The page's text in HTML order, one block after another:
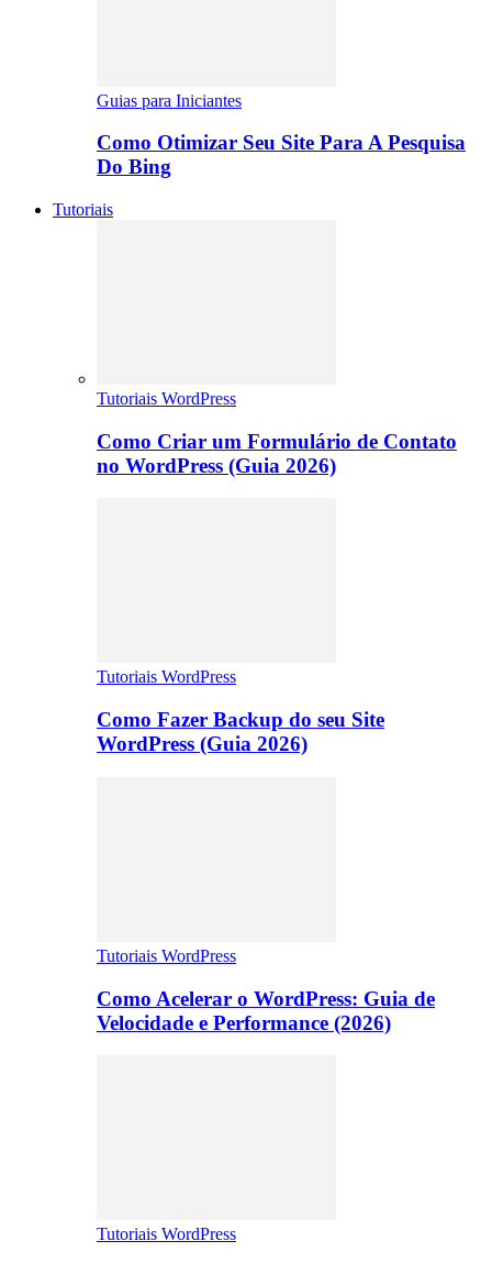
Guias para Iniciantes
Como Otimizar Seu Site Para A Pesquisa
Do Bing
Tutoriais
Tutoriais WordPress
Como Criar um Formulário de Contato
no WordPress (Guia 2026)
Tutoriais WordPress
Como Fazer Backup do seu Site
WordPress (Guia 2026)
Tutoriais WordPress
Como Acelerar o WordPress: Guia de
Velocidade e Performance (2026)
Tutoriais WordPress